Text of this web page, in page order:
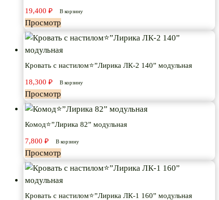
19,400 ₽ В корзину
Просмотр
Кровать с настилом⭐”Лирика ЛК-2 140” модульная
18,300 ₽ В корзину
Просмотр
Комод⭐”Лирика 82” модульная
7,800 ₽ В корзину
Просмотр
Кровать с настилом⭐”Лирика ЛК-1 160” модульная